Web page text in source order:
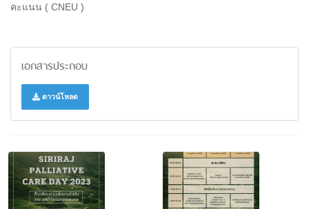
คะแนน ( CNEU )
เอกสารประกอบ
ดาวน์โหลด